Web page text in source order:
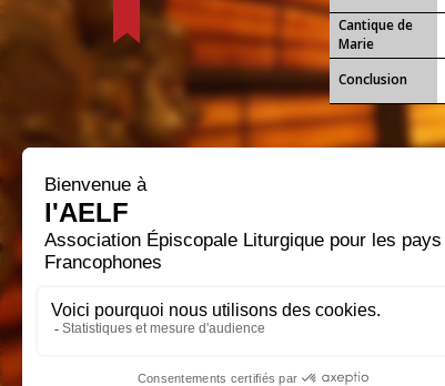
Cantique de
Marie
Conclusion